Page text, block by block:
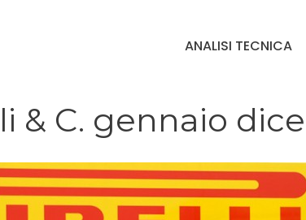
ANALISI TECNICA
& C. gennaio